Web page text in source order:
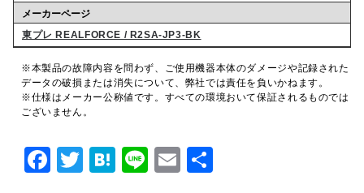
メーカーページ
東プレ REALFORCE / R2SA-JP3-BK
※本製品の故障内容を問わず、ご使用機器本体のダメージや記録された
データの破損または消失について、弊社では責任を負いかねます。
※仕様はメーカー公称値です。すべての環境おいて保証されるものでは
ございません。
F
T
H
Li E